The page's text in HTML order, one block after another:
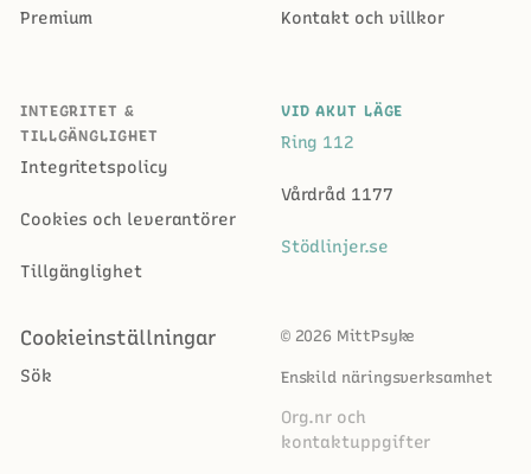
Premium Kontakt och villkor
INTEGRITET &
TILLGÄNGLIGHET
Integritetspolicy
Cookies och leverantörer
Tillgänglighet
Cookieinställningar
Sök
VID AKUT LÄGE
Ring 112
Vårdråd 1177
Stödlinjer.se
© 2026 MittPsyke
Enskild näringsverksamhet
Org.nr och
kontaktuppgifter